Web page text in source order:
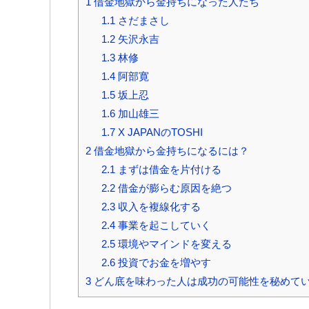
1.1 さだまさし
1.2矢沢永吉
1.3林修
1.4阿部寛
1.5坂上忍
1.6加山雄三
1.7X JAPANのTOSHI
2 借金地獄から金持ちになるには？
2.1 まずは借金を片付ける
2.2借金が膨らむ原因を絶つ
2.3収入を複線化する
2.4事業を起こしていく
2.5環境やマインドを変える
2.6投資でお金を増やす
3 どん底を味わった人は成功の可能性を秘めて